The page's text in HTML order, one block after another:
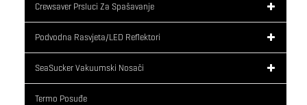
Crewsaver Prsluci Za Spašavanje
Podvodna Rasvjeta/LED Reflektori
SeaSucker Vakuumski Nosači
Termo Posuđe